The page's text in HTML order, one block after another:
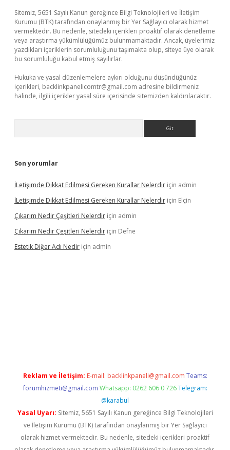
Sitemiz, 5651 Sayılı Kanun gereğince Bilgi Teknolojileri ve İletişim
Kurumu (BTK) tarafından onaylanmış bir Yer Sağlayıcı olarak hizmet
vermektedir. Bu nedenle, sitedeki içerikleri proaktif olarak denetleme
veya araştırma yükümlülüğümüz bulunmamaktadır. Ancak, üyelerimiz
yazdıkları içeriklerin sorumluluğunu taşımakta olup, siteye üye olarak
bu sorumluluğu kabul etmiş sayılırlar.
Hukuka ve yasal düzenlemelere aykırı olduğunu düşündüğünüz
içerikleri, backlinkpanelicomtr@gmail.com adresine bildirmeniz
halinde, ilgili içerikler yasal süre içerisinde sitemizden kaldırılacaktır.
Son yorumlar
İLetişimde Dikkat Edilmesi Gereken Kurallar Nelerdir için admin
İLetişimde Dikkat Edilmesi Gereken Kurallar Nelerdir için Elçin
Çıkarım Nedir Çeşitleri Nelerdir için admin
Çıkarım Nedir Çeşitleri Nelerdir için Defne
Estetik Diğer Adı Nedir için admin
Reklam ve İletişim: E-mail: backlinkpaneli@gmail.com Teams:
forumhizmeti@gmail.com Whatsapp: 0262 606 0 726 Telegram:
@karabul
Yasal Uyarı: Sitemiz, 5651 Sayılı Kanun gereğince Bilgi Teknolojileri
ve İletişim Kurumu (BTK) tarafından onaylanmış bir Yer Sağlayıcı
olarak hizmet vermektedir. Bu nedenle, sitedeki içerikleri proaktif